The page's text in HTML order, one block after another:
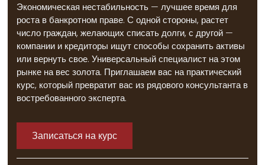
Экономическая нестабильность — лучшее время для
роста в банкротном праве. С одной стороны, растет
число граждан, желающих списать долги, с другой —
компании и кредиторы ищут способы сохранить активы
или вернуть свое. Универсальный специалист на этом
рынке на вес золота. Приглашаем вас на практический
курс, который превратит вас из рядового консультанта в
востребованного эксперта.
Записаться на курс